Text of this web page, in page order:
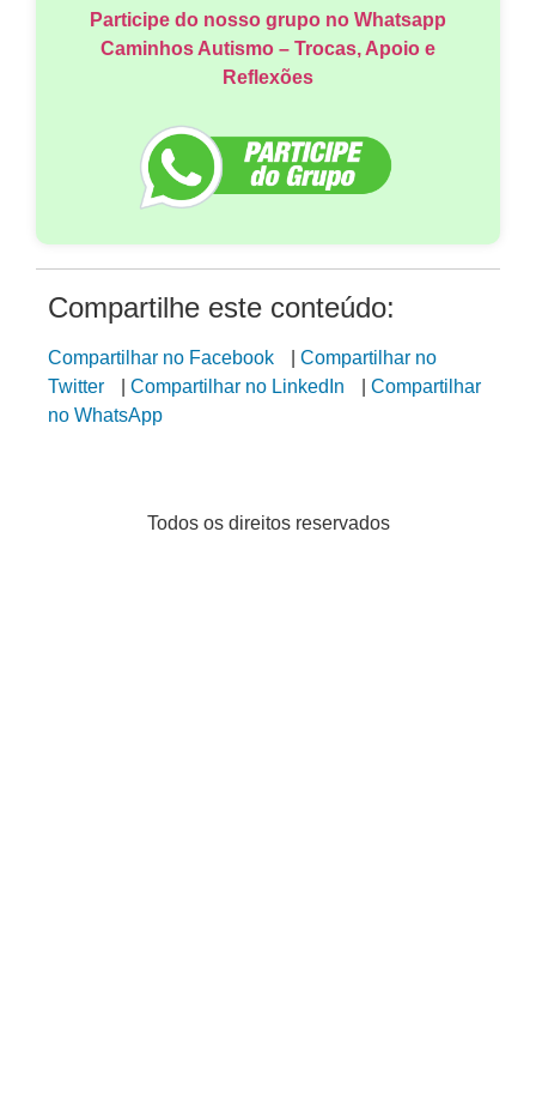
Participe do nosso grupo no Whatsapp
Caminhos Autismo – Trocas, Apoio e
Reflexões
Compartilhe este conteúdo:
Compartilhar no Facebook
Compartilhar no
Twitter
Compartilhar no LinkedIn
Compartilhar
no WhatsApp
Todos os direitos reservados